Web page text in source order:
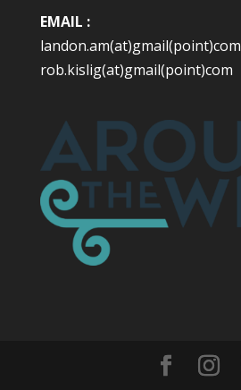
EMAIL :
landon.am(at)gmail(point)com
rob.kislig(at)gmail(point)com